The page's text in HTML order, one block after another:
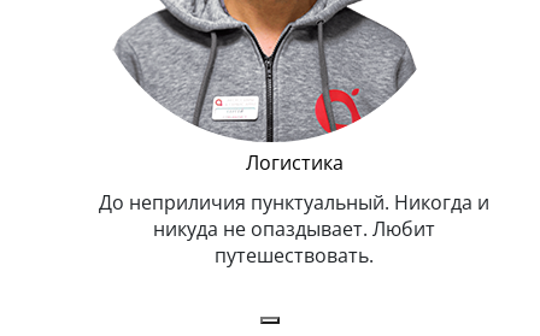
Логистика
До неприличия пунктуальный. Никогда и
никуда не опаздывает. Любит
путешествовать.